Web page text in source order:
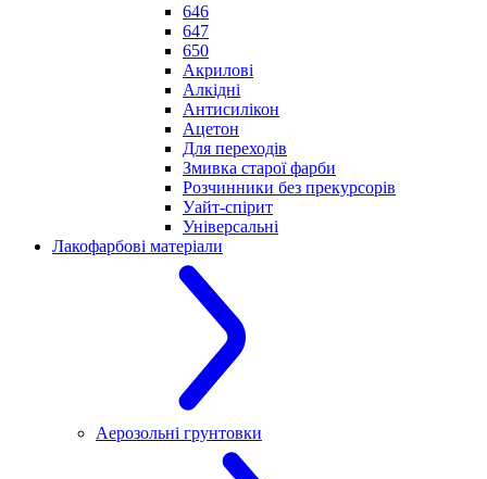
646
647
650
Акрилові
Алкідні
Антисилікон
Ацетон
Для переходів
Змивка старої фарби
Розчинники без прекурсорів
Уайт-спірит
Універсальні
Лакофарбові матеріали
Аерозольні грунтовки